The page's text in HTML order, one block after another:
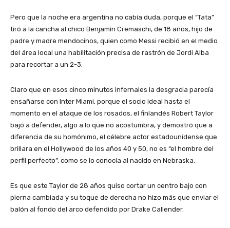
Pero que la noche era argentina no cabía duda, porque el “Tata”
tiró a la cancha al chico Benjamín Cremaschi, de 18 años, hijo de
padre y madre mendocinos, quien como Messi recibió en el medio
del área local una habilitación precisa de rastrón de Jordi Alba
para recortar a un 2-3.
Claro que en esos cinco minutos infernales la desgracia parecía
ensañarse con Inter Miami, porque el socio ideal hasta el
momento en el ataque de los rosados, el finlandés Robert Taylor
bajó a defender, algo a lo que no acostumbra, y demostró que a
diferencia de su homónimo, el célebre actor estadounidense que
brillara en el Hollywood de los años 40 y 50, no es “el hombre del
perfil perfecto”, como se lo conocía al nacido en Nebraska.
Es que este Taylor de 28 años quiso cortar un centro bajo con
pierna cambiada y su toque de derecha no hizo más que enviar el
balón al fondo del arco defendido por Drake Callender.